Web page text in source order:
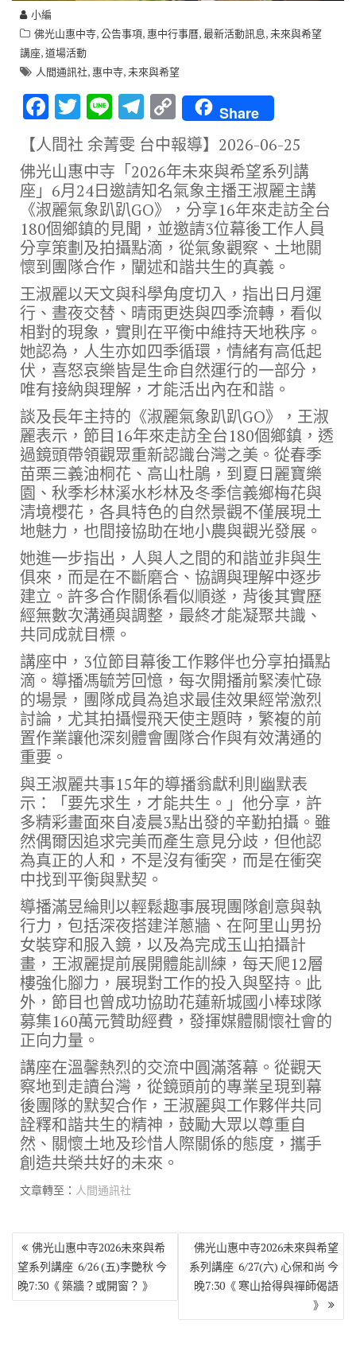
小編
佛光山惠中寺,公告事項, 惠中行事曆,最新活動訊息,未來與希望
講座,道場活動
人間通訊社, 惠中寺,未來與希望
F
ac
e
b
o
o
k
T
w
it
te
r
Li
n
e
T
el
e
gr
a
m
C
o
p
y
Li
n
k
Share
【人間社 余菁雯 台中報導】 2026-06-25
佛光山惠中寺「2026年未來與希望系列講
座」6月24日邀請知名氣象主播王淑麗主講
《淑麗氣象趴趴GO》，分享16年來走訪全台
180個鄉鎮的見聞，並邀請3位幕後工作人員
分享策劃及拍攝點滴，從氣象觀察、土地關
懷到團隊合作，闡述和諧共生的真義。
王淑麗以天文與科學角度切入，指出日月運
行、晝夜交替、晴雨更迭與四季流轉，看似
相對的現象，實則在平衡中維持天地秩序。
她認為，人生亦如四季循環，情緒有高低起
伏，喜怒哀樂皆是生命自然運行的一部分，
唯有接納與理解，才能活出內在和諧。
談及長年主持的《淑麗氣象趴趴GO》，王淑
麗表示，節目16年來走訪全台180個鄉鎮，透
過鏡頭帶領觀眾重新認識台灣之美。從春季
苗栗三義油桐花、高山杜鵑，到夏日麗寶樂
園、秋季杉林溪水杉林及冬季信義鄉梅花與
清境櫻花，各具特色的自然景觀不僅展現土
地魅力，也間接協助在地小農與觀光發展。
她進一步指出，人與人之間的和諧並非與生
俱來，而是在不斷磨合、協調與理解中逐步
建立。許多合作關係看似順遂，背後其實歷
經無數次溝通與調整，最終才能凝聚共識、
共同成就目標。
講座中，3位節目幕後工作夥伴也分享拍攝點
滴。導播馮毓芳回憶，每次開播前緊湊忙碌
的場景，團隊成員為追求最佳效果經常激烈
討論，尤其拍攝慢飛天使主題時，繁複的前
置作業讓他深刻體會團隊合作與有效溝通的
重要。
與王淑麗共事15年的導播翁獻利則幽默表
示：「要先求生，才能共生。」他分享，許
多精彩畫面來自凌晨3點出發的辛勤拍攝。雖
然偶爾因追求完美而產生意見分歧，但他認
為真正的人和，不是沒有衝突，而是在衝突
中找到平衡與默契。
導播滿昱綸則以輕鬆趣事展現團隊創意與執
行力，包括深夜搭建洋蔥牆、在阿里山男扮
女裝穿和服入鏡，以及為完成玉山拍攝計
畫，王淑麗提前展開體能訓練，每天爬12層
樓強化腳力，展現對工作的投入與堅持。此
外，節目也曾成功協助花蓮新城國小棒球隊
募集160萬元贊助經費，發揮媒體關懷社會的
正向力量。
講座在溫馨熱烈的交流中圓滿落幕。從觀天
察地到走讀台灣，從鏡頭前的專業呈現到幕
後團隊的默契合作，王淑麗與工作夥伴共同
詮釋和諧共生的精神，鼓勵大眾以尊重自
然、關懷土地及珍惜人際關係的態度，攜手
創造共榮共好的未來。
文章轉至： 人間通訊社
文
章
導
覽
佛光山惠中寺2026未來與希
望系列講座 6/26 (五)李艷秋 今
晚7:30《 築牆？或開窗？ 》
佛光山惠中寺2026未來與希望
系列講座 6/27(六) 心保和尚 今
晚7:30《 寒山拾得與禪師偈語
》